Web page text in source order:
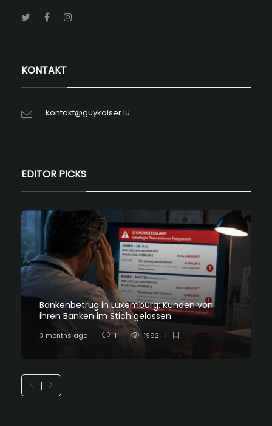
KONTAKT
kontakt@guykaiser.lu
EDITOR PICKS
Bankenbetrug in Luxemburg: Kunden von
ihren Banken im Stich gelassen
3 months ago 1 1962